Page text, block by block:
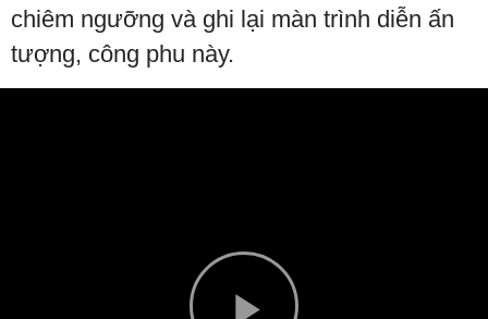
chiêm ngưỡng và ghi lại màn trình diễn ấn
tượng, công phu này.